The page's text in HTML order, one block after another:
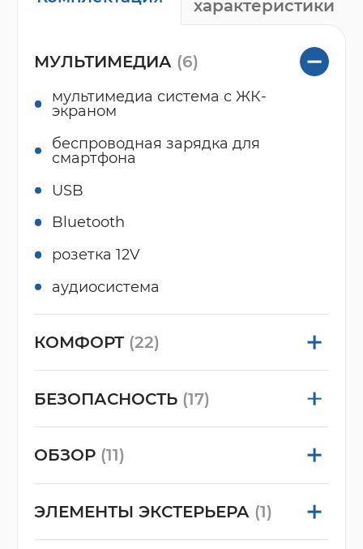
характеристики
МУЛЬТИМЕДИА (6)
мультимедиа система с ЖК-
экраном
беспроводная зарядка для
смартфона
USB
Bluetooth
розетка 12V
аудиосистема
КОМФОРТ (22)
БЕЗОПАСНОСТЬ (17)
ОБЗОР (11)
ЭЛЕМЕНТЫ ЭКСТЕРЬЕРА (1)